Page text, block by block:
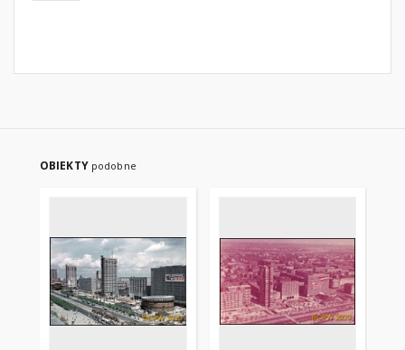
OBIEKTY podobne